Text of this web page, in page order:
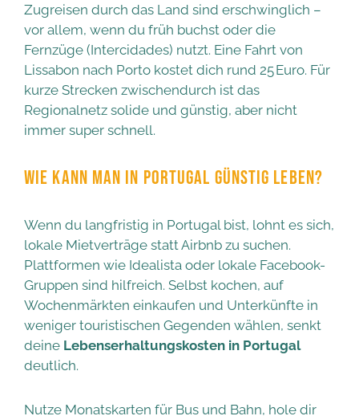
Zugreisen durch das Land sind erschwinglich –
vor allem, wenn du früh buchst oder die
Fernzüge (Intercidades) nutzt. Eine Fahrt von
Lissabon nach Porto kostet dich rund 25 Euro. Für
kurze Strecken zwischendurch ist das
Regionalnetz solide und günstig, aber nicht
immer super schnell.
WIE KANN MAN IN PORTUGAL GÜNSTIG LEBEN?
Wenn du langfristig in Portugal bist, lohnt es sich,
lokale Mietverträge statt Airbnb zu suchen.
Plattformen wie Idealista oder lokale Facebook-
Gruppen sind hilfreich. Selbst kochen, auf
Wochenmärkten einkaufen und Unterkünfte in
weniger touristischen Gegenden wählen, senkt
deine Lebenserhaltungskosten in Portugal
deutlich.
Nutze Monatskarten für Bus und Bahn, hole dir